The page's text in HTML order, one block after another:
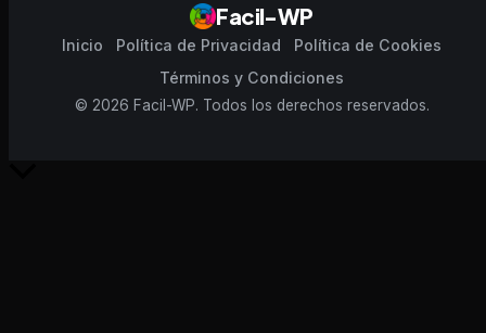
Facil-WP
Inicio Política de Privacidad
Política de Cookies
Términos y Condiciones
© 2026 Facil-WP. Todos los derechos reservados.